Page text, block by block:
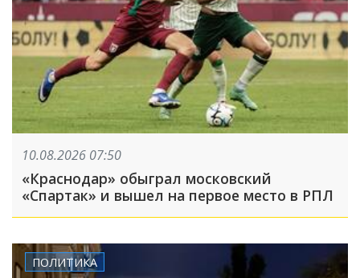
10.08.2026 07:50
«Краснодар» обыграл московский
«Спартак» и вышел на первое место в РПЛ
ПОЛИТИКА